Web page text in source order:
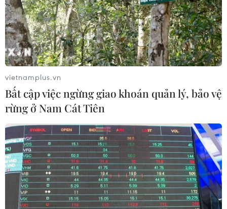
quan chức cấp cao của châu Phi
15/08/2023 14:33
Bộ trưởng Schulze kêu gọi chính phủ các nước trong khu
vực tạo cơ hội việc làm tốt hơn cho những người trẻ tuổi
và triển khai mạnh mẽ các chính sách an sinh nhằm duy
trì sự gắn kết xã hội.
vietnamplus.vn
Bất cập việc ngừng giao khoán quản lý, bảo vệ
rừng ở Nam Cát Tiên